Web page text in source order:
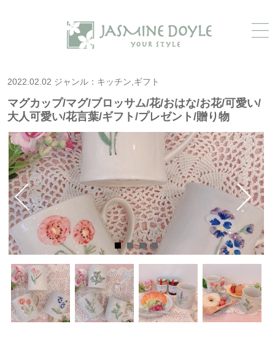
2022.02.02 ジャンル：キッチン,ギフト
マグカップ/マグ/ブロッサム/花/おはな/お花/可愛い/
大人可愛い/花言葉/ギフト/プレゼント/贈り物